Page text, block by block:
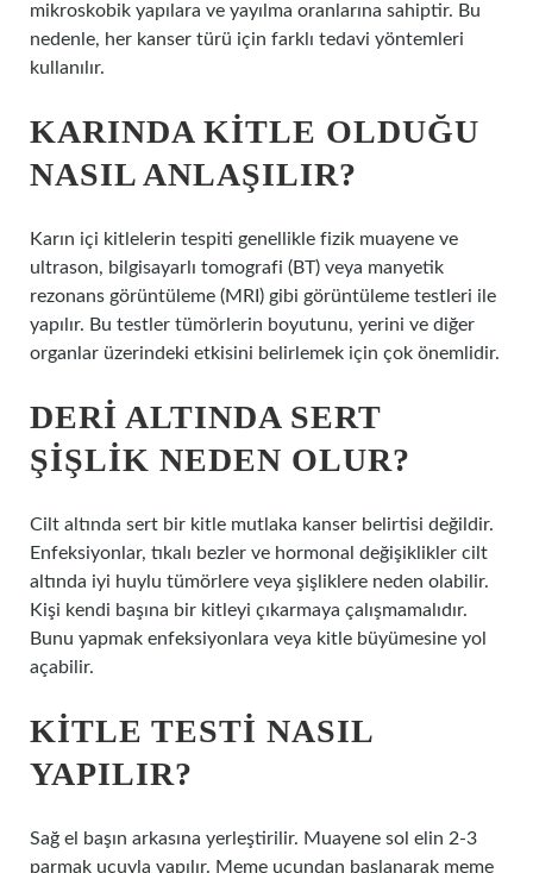
mikroskobik yapılara ve yayılma oranlarına sahiptir. Bu
nedenle, her kanser türü için farklı tedavi yöntemleri
kullanılır.
KARINDA KITLE OLDUĞU
NASIL ANLAŞILIR?
Karın içi kitlelerin tespiti genellikle fizik muayene ve
ultrason, bilgisayarlı tomografi (BT) veya manyetik
rezonans görüntüleme (MRI) gibi görüntüleme testleri ile
yapılır. Bu testler tümörlerin boyutunu, yerini ve diğer
organlar üzerindeki etkisini belirlemek için çok önemlidir.
DERI ALTINDA SERT
ŞIŞLIK NEDEN OLUR?
Cilt altında sert bir kitle mutlaka kanser belirtisi değildir.
Enfeksiyonlar, tıkalı bezler ve hormonal değişiklikler cilt
altında iyi huylu tümörlere veya şişliklere neden olabilir.
Kişi kendi başına bir kitleyi çıkarmaya çalışmamalıdır.
Bunu yapmak enfeksiyonlara veya kitle büyümesine yol
açabilir.
KITLE TESTI NASIL
YAPILIR?
Sağ el başın arkasına yerleştirilir. Muayene sol elin 2-3
parmak ucuyla yapılır. Meme ucundan başlanarak meme